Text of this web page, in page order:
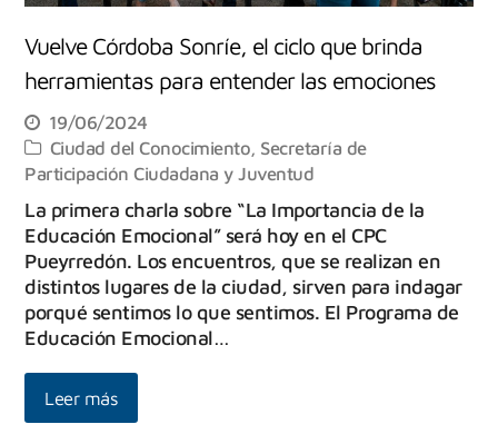
Vuelve Córdoba Sonríe, el ciclo que brinda
herramientas para entender las emociones
19/06/2024
Ciudad del Conocimiento, Secretaría de
Participación Ciudadana y Juventud
La primera charla sobre “La Importancia de la
Educación Emocional” será hoy en el CPC
Pueyrredón. Los encuentros, que se realizan en
distintos lugares de la ciudad, sirven para indagar
porqué sentimos lo que sentimos. El Programa de
Educación Emocional…
Leer más